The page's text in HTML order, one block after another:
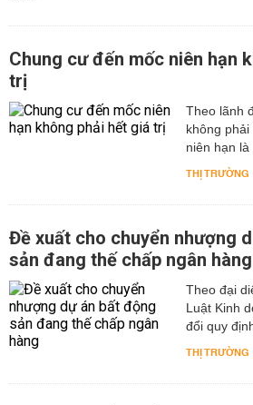
Chung cư đến mốc niên hạn
trị
Theo lãnh
không
niên hạn là
THỊ TRƯỜNG
Đề xuất cho chuyển nhượng
sản đang thế chấp ngân hàng
Theo đại
Luật Kinh
đổi quy
THỊ TRƯỜNG